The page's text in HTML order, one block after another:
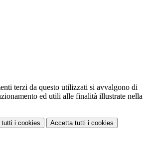
terzi da questo utilizzati si avvalgono di
ed utili alle finalità illustrate nella
tutti i cookies Accetta tutti i cookies